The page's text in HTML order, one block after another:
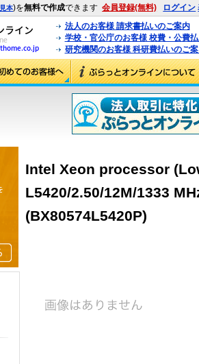
見本)を無料で作成できます 会員登録(無料) ログイン
法人のお客様 請求書払いのご案内
学校・官公庁のお客様 校費・公費
研究機関のお客様 科研費払いのご
Intel Xeon processor
L5420/2.50/12M/1333
(BX80574L5420P)